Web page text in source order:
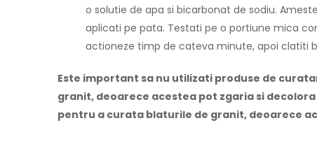
o solutie de apa si bicarbonat de sodiu.
aplicati pe pata. Testati pe o portiune mica
actioneze timp de cateva minute, apoi clatiti
Este important sa nu utilizati produse de
granit, deoarece acestea pot zgaria si
pentru a curata blaturile de granit, deoarece